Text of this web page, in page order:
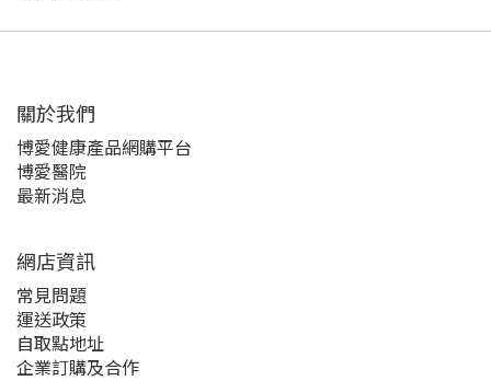
關於我們‎
博愛健康產品網購平台
博愛醫院
最新消息
網店資訊
常見問題
運送政策
自取點地址
企業訂購及合作